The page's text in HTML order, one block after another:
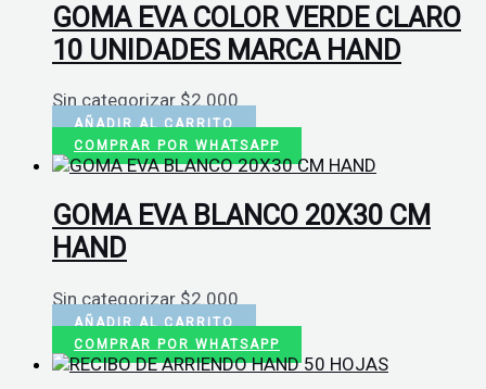
GOMA EVA COLOR VERDE CLARO
10 UNIDADES MARCA HAND
Sin categorizar$2.000
AÑADIR AL CARRITO
COMPRAR POR WHATSAPP
GOMA EVA BLANCO 20X30 CM
HAND
Sin categorizar $2.000
AÑADIR AL CARRITO
COMPRAR POR WHATSAPP